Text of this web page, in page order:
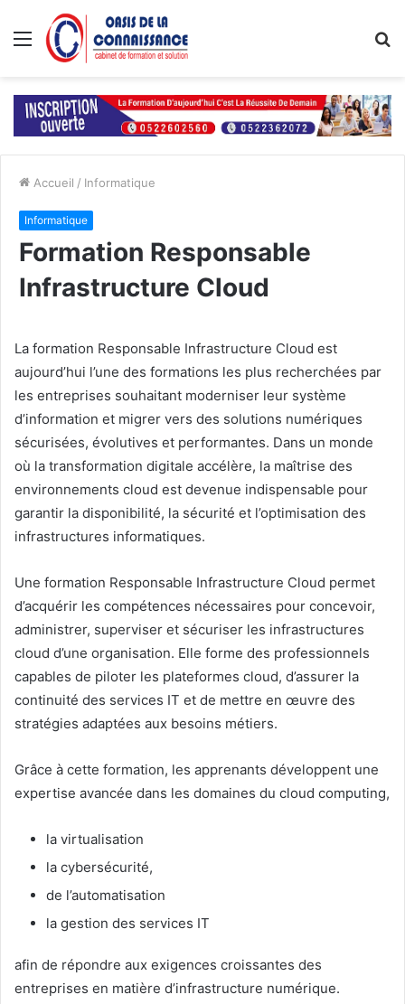
Menu
Accueil / Informatique
Informatique
Formation Responsable
Infrastructure Cloud
La formation Responsable Infrastructure Cloud est
aujourd’hui l’une des formations les plus recherchées par
les entreprises souhaitant moderniser leur système
d’information et migrer vers des solutions numériques
sécurisées, évolutives et performantes. Dans un monde
où la transformation digitale accélère, la maîtrise des
environnements cloud est devenue indispensable pour
garantir la disponibilité, la sécurité et l’optimisation des
infrastructures informatiques.
Une formation Responsable Infrastructure Cloud permet
d’acquérir les compétences nécessaires pour concevoir,
administrer, superviser et sécuriser les infrastructures
cloud d’une organisation. Elle forme des professionnels
capables de piloter les plateformes cloud, d’assurer la
continuité des services IT et de mettre en œuvre des
stratégies adaptées aux besoins métiers.
Grâce à cette formation, les apprenants développent une
expertise avancée dans les domaines du cloud computing,
la virtualisation
la cybersécurité,
de l’automatisation
la gestion des services IT
afin de répondre aux exigences croissantes des
entreprises en matière d’infrastructure numérique.